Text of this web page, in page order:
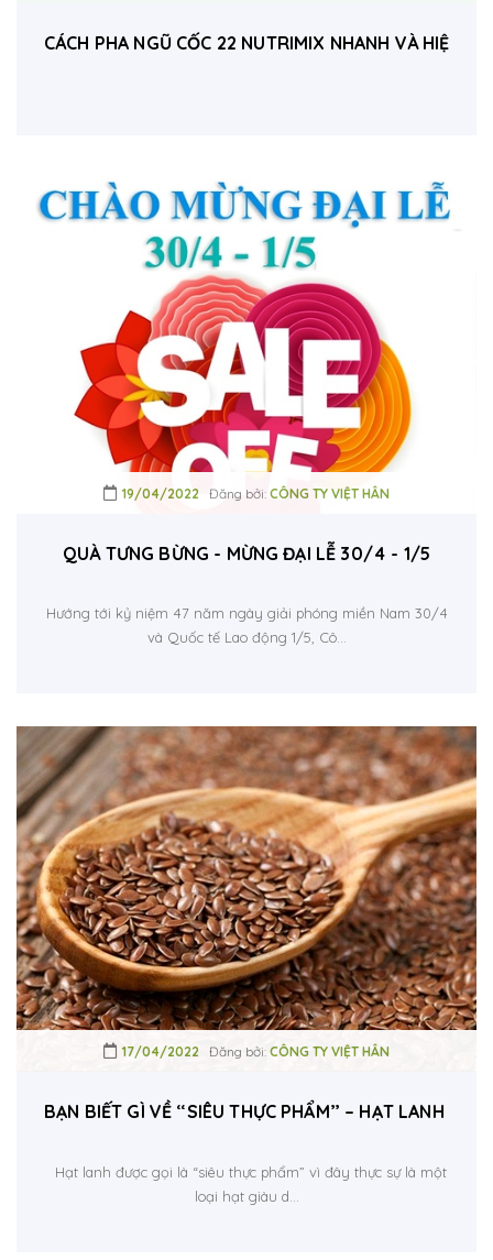
CÁCH PHA NGŨ CỐC 22 NUTRIMIX NHANH VÀ HIỆU
19/04/2022 Đăng bởi: CÔNG TY VIỆT HÂN
QUÀ TƯNG BỪNG - MỪNG ĐẠI LỄ 30/4 - 1/5
Hướng tới kỷ niệm 47 năm ngày giải phóng miền Nam 30/4
và Quốc tế Lao động 1/5, Cô...
17/04/2022 Đăng bởi: CÔNG TY VIỆT HÂN
BẠN BIẾT GÌ VỀ “SIÊU THỰC PHẨM” – HẠT LANH
Hạt lanh được gọi là “siêu thực phẩm” vì đây thực sự là một
loại hạt giàu d...